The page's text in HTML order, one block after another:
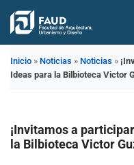
Saltar
contenido
Inicio » Noticias » Noticias »
Ideas para la Bilbioteca Victor
¡Invitamos a participar del Concurso de Ideas para
la Bilbioteca Victor